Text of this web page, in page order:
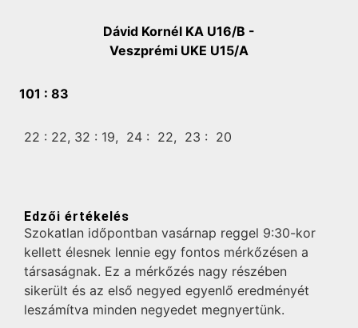
Dávid Kornél KA U16/B -
Veszprémi UKE U15/A
101 : 83
22 : 22, 32 : 19, 24 : 22, 23 : 20
Edzői értékelés
Szokatlan időpontban vasárnap reggel 9:30-kor
kellett élesnek lennie egy fontos mérkőzésen a
társaságnak. Ez a mérkőzés nagy részében
sikerült és az első negyed egyenlő eredményét
leszámítva minden negyedet megnyertünk.